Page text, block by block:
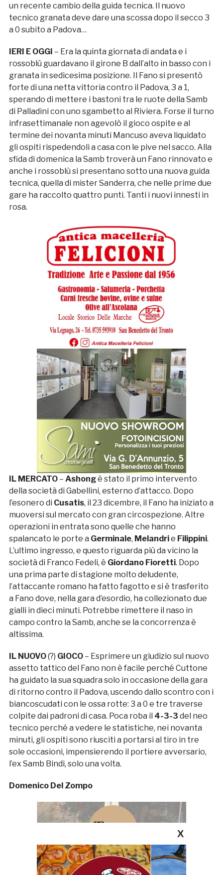
un recente cambio della guida tecnica. Il nuovo
tecnico granata deve dare una scossa dopo il secco 3
a 0 subito a Padova…
IERI E OGGI – Era la quinta giornata di andata e i
rossoblù guardavano il girone B dall’alto in basso con i
granata in sedicesima posizione. Il Fano si presentò
forte di una netta vittoria contro il Padova, 3 a 1,
sperando di mettere i bastoni tra le ruote della Samb
di Palladini con uno sgambetto al Riviera. Forse il turno
infrasettimanale non agevolò il gioco ospite e al
termine dei novanta minuti Mancuso aveva liquidato
gli ospiti rispedendoli a casa con le pive nel sacco. Alla
sfida di domenica la Samb troverà un Fano rinnovato e
anche i rossoblù si presentano sotto una nuova guida
tecnica, quella di mister Sanderra, che nelle prime due
gare ha raccolto quattro punti. Tanti i nuovi innesti in
rosa.
IL MERCATO– Ashongè stato il primo intervento
della società di Gabellini, esterno d’attacco. Dopo
l’esonero di Cusatis, il 23 dicembre, il Fano ha iniziato a
muoversi sul mercato con gran circospezione. Altre
operazioni in entrata sono quelle che hanno
spalancato le porte a Germinale, Melandrie Filippini.
L’ultimo ingresso, e questo riguarda più da vicino la
società di Franco Fedeli, è Giordano Fioretti. Dopo
una prima parte di stagione molto deludente,
l’attaccante romano ha fatto fagotto e si è trasferito
a Fano dove, nella gara d’esordio, ha collezionato due
gialli in dieci minuti. Potrebbe rimettere il naso in
campo contro la Samb, anche se la concorrenza è
altissima.
IL NUOVO(?) GIOCO – Esprimere un giudizio sul nuovo
assetto tattico del Fano non è facile perché Cuttone
ha guidato la sua squadra solo in occasione della gara
di ritorno contro il Padova, uscendo dallo scontro con i
biancoscudati con le ossa rotte: 3 a 0 e tre traverse
colpite dai padroni di casa. Poca roba il 4-3-3 del neo
tecnico perché a vedere le statistiche, nei novanta
minuti, gli ospiti sono riusciti a portarsi al tiro in tre
sole occasioni, impensierendo il portiere avversario,
l’ex Samb Bindi, solo una volta.
Domenico Del Zompo
X